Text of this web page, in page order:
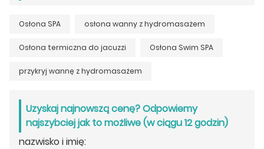
Osłona SPA osłona wanny z hydromasażem
Osłona termiczna do jacuzzi Osłona Swim SPA
przykryj wannę z hydromasażem
Uzyskaj najnowszą cenę? Odpowiemy
najszybciej jak to możliwe (w ciągu 12 godzin)
nazwisko i imię: